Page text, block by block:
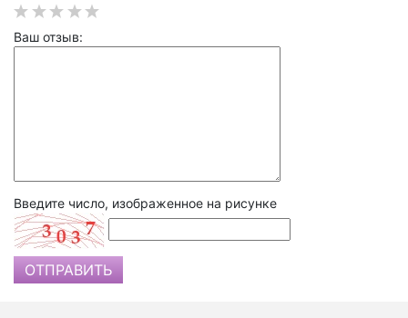
Ваш отзыв:
Введите число, изображенное на рисунке